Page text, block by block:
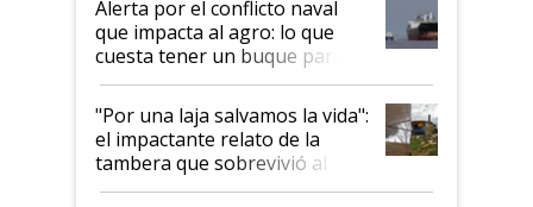
Alerta por el conflicto naval
que impacta al agro: lo que
cuesta tener un buque parado
y el peligro de que Argentina
pase a ser "país sucio"
"Por una laja salvamos la vida":
el impactante relato de la
tambera que sobrevivió al
tornado